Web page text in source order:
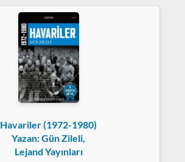
Havariler (1972-1980)
Yazan: Gün Zileli,
Lejand Yayınları